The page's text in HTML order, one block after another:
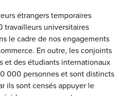
étrangers temporaires
universitaires
le cadre de nos engagements
En outre, les conjoints
et des étudiants internationaux
000 personnes et sont distincts
ils sont censés appuyer le